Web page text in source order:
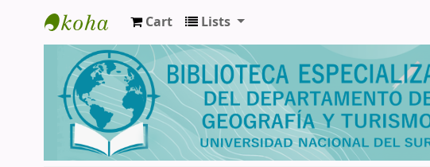
Biblioteca de Geografía y Turismo
Cart Lists